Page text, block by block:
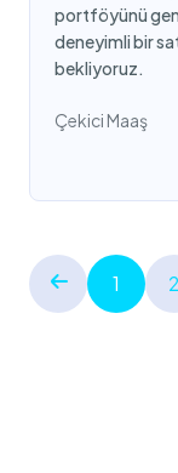
portföyünü
deneyimli bir
bekliyoruz.
Çekici Maaş
1 2